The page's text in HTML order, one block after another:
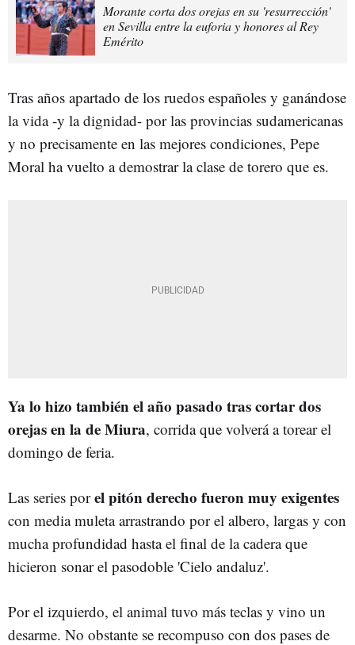
Morante corta dos orejas en su 'resurrección'
en Sevilla entre la euforia y honores al Rey
Emérito
Tras años apartado de los ruedos españoles y ganándose
la vida -y la dignidad- por las provincias sudamericanas
y no precisamente en las mejores condiciones, Pepe
Moral ha vuelto a demostrar la clase de torero que es.
Ya lo hizo también el año pasado tras cortar dos
orejas en la de Miura, corrida que volverá a torear el
domingo de feria.
Las series porel pitón derecho fueron muy exigentes
con media muleta arrastrando por el albero, largas y con
mucha profundidad hasta el final de la cadera que
hicieron sonar el pasodoble 'Cielo andaluz'.
Por el izquierdo, el animal tuvo más teclas y vino un
desarme. No obstante se recompuso con dos pases de